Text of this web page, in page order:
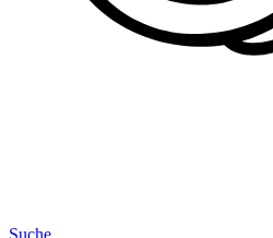
Suche